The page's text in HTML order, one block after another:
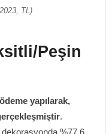
TL)
Peşin
yapılarak,
.